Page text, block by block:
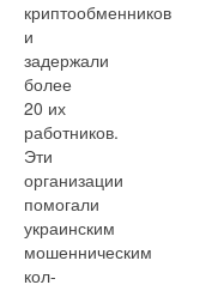
криптообменников
и
задержали
более
20 их
работников.
Эти
организации
помогали
украинским
мошенническим
кол-